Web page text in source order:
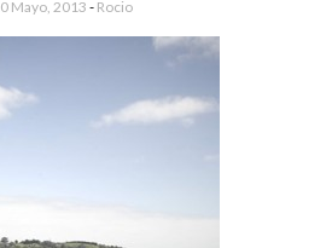
Mayo, 2013 - Rocio